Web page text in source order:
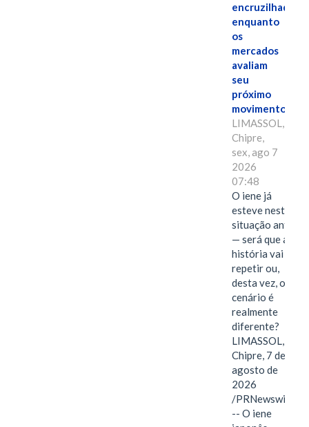
encruzilhada
enquanto
os
mercados
avaliam
seu
próximo
movimento.
LIMASSOL,
Chipre,
sex, ago 7
2026
07:48
O iene já
esteve nesta
situação antes
— será que a
história vai se
repetir ou,
desta vez, o
cenário é
realmente
diferente?
LIMASSOL,
Chipre, 7 de
agosto de
2026
/PRNewswire/
-- O iene